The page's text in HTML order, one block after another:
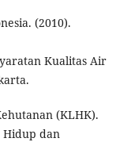
(2010).
Kualitas Air
(KLHK).
dan